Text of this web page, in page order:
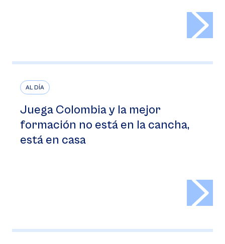
AL DÍA
Juega Colombia y la mejor
formación no está en la cancha,
está en casa